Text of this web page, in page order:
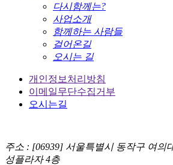
다시함께는?
사업소개
함께하는 사람들
걸어온길
오시는 길
개인정보처리방침
이메일무단수집거부
오시는길
주소 : [06939] 서울특별시 동작구 여의
성플라자 4층